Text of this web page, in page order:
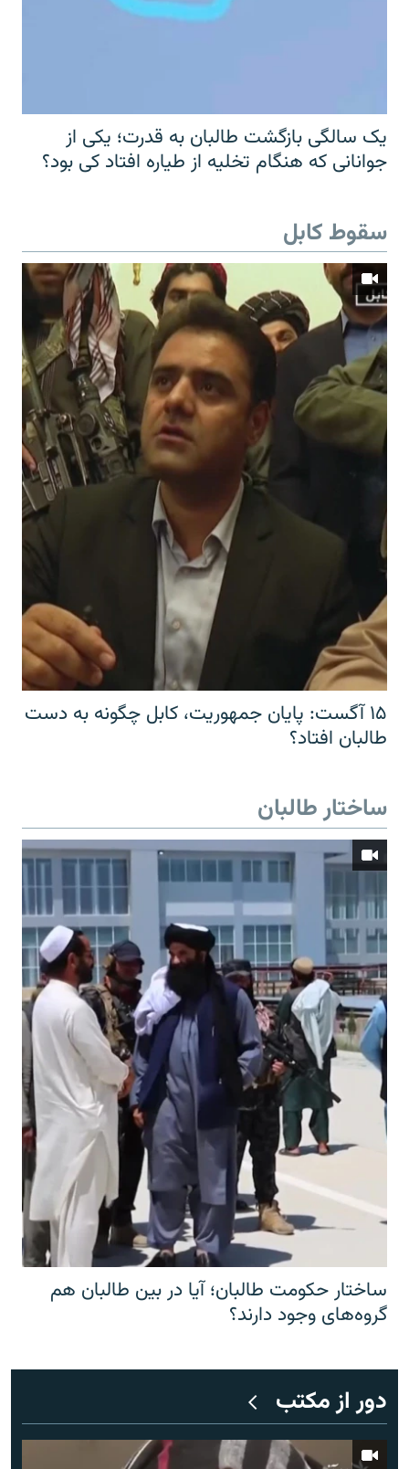
یک سالگی بازگشت طالبان به قدرت؛ یکی از
جوانانی که هنگام تخلیه از طیاره افتاد کی بود؟
سقوط کابل
۱۵ آگست: پایان جمهوریت، کابل چگونه به دست
طالبان افتاد؟
ساختار طالبان
ساختار حکومت طالبان؛ آیا در بین طالبان هم
گروه‌های وجود دارند؟
دور از مکتب